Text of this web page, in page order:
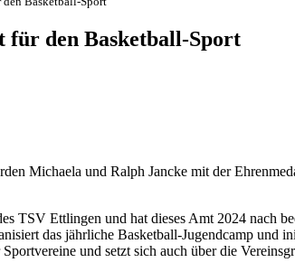
für den Basketball-Sport
Michaela und Ralph Jancke mit der
TSV Ettlingen und hat dieses Amt 2024 nach
das jährliche Basketball-Jugendcamp und
und setzt sich auch über die